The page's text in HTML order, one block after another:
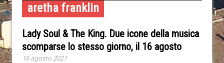
aretha franklin
Lady Soul & The King. Due icone della musica
scomparse lo stesso giorno, il 16 agosto
16 agosto 2021